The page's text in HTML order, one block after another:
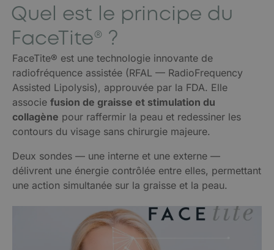
Quel est le principe du
FaceTite® ?
FaceTite® est une technologie innovante de
radiofréquence assistée (RFAL — RadioFrequency
Assisted Lipolysis), approuvée par la FDA. Elle
associe fusion de graisse et stimulation du
collagène pour raffermir la peau et redessiner les
contours du visage sans chirurgie majeure.
Deux sondes — une interne et une externe —
délivrent une énergie contrôlée entre elles, permettant
une action simultanée sur la graisse et la peau.